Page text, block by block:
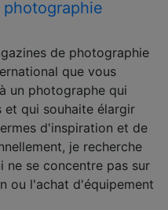
de photographie
que vous
un photographe qui
et qui souhaite élargir
d'inspiration et de
je recherche
ne se concentre pas sur
ou l'achat d'équipement